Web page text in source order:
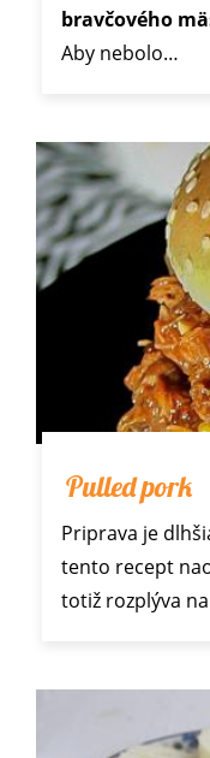
bravčového
Aby nebolo…
Pulled pork
Priprava je
tento recept
totiž rozplýva